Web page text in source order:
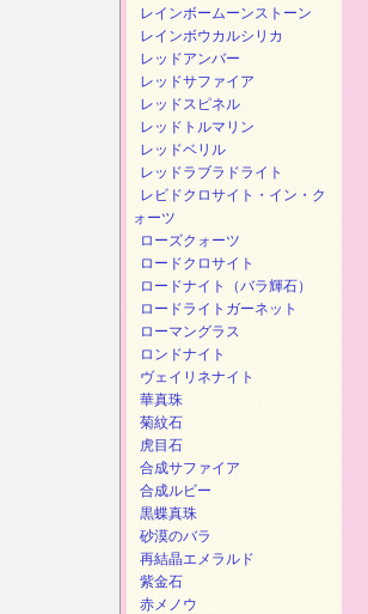
レインボームーンストーン
レインボウカルシリカ
レッドアンバー
レッドサファイア
レッドスピネル
レッドトルマリン
レッドベリル
レッドラブラドライト
レビドクロサイト・イン・ク
ォーツ
ローズクォーツ
ロードクロサイト
ロードナイト（バラ輝石）
ロードライトガーネット
ローマングラス
ロンドナイト
ヴェイリネナイト
華真珠
菊紋石
虎目石
合成サファイア
合成ルビー
黒蝶真珠
砂漠のバラ
再結晶エメラルド
紫金石
赤メノウ